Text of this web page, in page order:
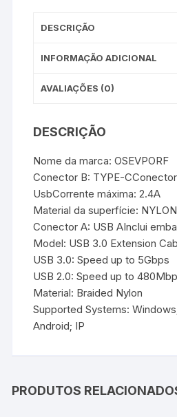
DESCRIÇÃO
INFORMAÇÃO ADICIONAL
AVALIAÇÕES (0)
DESCRIÇÃO
Nome da marca: OSEVPORF
Conector B: TYPE-
UsbCorrente máxima: 2.4A
Material da superfície: NYLON
Conector A: USB AInclui
Model: USB 3.0 Extension
USB 3.0: Speed up to 5Gbps
USB 2.0: Speed up to
Material: Braided Nylon
Supported Systems:
Android; IP
PRODUTOS